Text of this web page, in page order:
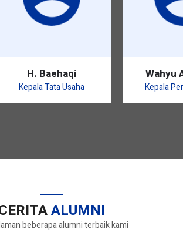
H. Baehaqi
Kepala Tata Usaha
Wahyu
Kepala
ALUMNI
beberapa alumni terbaik kami